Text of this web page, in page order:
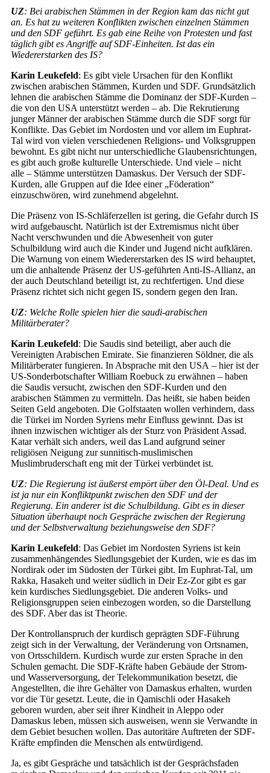
UZ: Bei arabischen Stämmen in der Region kam das nicht gut
an. Es hat zu weiteren Konflikten zwischen einzelnen Stämmen
und den SDF geführt. Es gab eine Reihe von Protesten und fast
täglich gibt es Angriffe auf SDF-Einheiten. Ist das ein
Wiedererstarken des IS?
Karin Leukefeld: Es gibt viele Ursachen für den Konflikt
zwischen arabischen Stämmen, Kurden und SDF. Grundsätzlich
lehnen die arabischen Stämme die Dominanz der SDF-Kurden –
die von den USA unterstützt werden – ab. Die Rekrutierung
junger Männer der arabischen Stämme durch die SDF sorgt für
Konflikte. Das Gebiet im Nordosten und vor allem im Euphrat-
Tal wird von vielen verschiedenen Religions- und Volksgruppen
bewohnt. Es gibt nicht nur unterschiedliche Glaubensrichtungen,
es gibt auch große kulturelle Unterschiede. Und viele – nicht
alle – Stämme unterstützen Damaskus. Der Versuch der SDF-
Kurden, alle Gruppen auf die Idee einer „Föderation“
einzuschwören, wird zunehmend abgelehnt.
Die Präsenz von IS-Schläferzellen ist gering, die Gefahr durch IS
wird aufgebauscht. Natürlich ist der Extremismus nicht über
Nacht verschwunden und die Abwesenheit von guter
Schulbildung wird auch die Kinder und Jugend nicht aufklären.
Die Warnung von einem Wiedererstarken des IS wird behauptet,
um die anhaltende Präsenz der US-geführten Anti-IS-Allianz, an
der auch Deutschland beteiligt ist, zu rechtfertigen. Und diese
Präsenz richtet sich nicht gegen IS, sondern gegen den Iran.
UZ: Welche Rolle spielen hier die saudi-arabischen
Militärberater?
Karin Leukefeld: Die Saudis sind beteiligt, aber auch die
Vereinigten Arabischen Emirate. Sie finanzieren Söldner, die als
Militärberater fungieren. In Absprache mit den USA – hier ist der
US-Sonderbotschafter William Roebuck zu erwähnen – haben
die Saudis versucht, zwischen den SDF-Kurden und den
arabischen Stämmen zu vermitteln. Das heißt, sie haben beiden
Seiten Geld angeboten. Die Golfstaaten wollen verhindern, dass
die Türkei im Norden Syriens mehr Einfluss gewinnt. Das ist
ihnen inzwischen wichtiger als der Sturz von Präsident Assad.
Katar verhält sich anders, weil das Land aufgrund seiner
religiösen Neigung zur sunnitisch-muslimischen
Muslimbruderschaft eng mit der Türkei verbündet ist.
UZ: Die Regierung ist äußerst empört über den Öl-Deal. Und es
ist ja nur ein Konfliktpunkt zwischen den SDF und der
Regierung. Ein anderer ist die Schulbildung. Gibt es in dieser
Situation überhaupt noch Gespräche zwischen der Regierung
und der Selbstverwaltung beziehungsweise den SDF?
Karin Leukefeld: Das Gebiet im Nordosten Syriens ist kein
zusammenhängendes Siedlungsgebiet der Kurden, wie es das im
Nordirak oder im Südosten der Türkei gibt. Im Euphrat-Tal, um
Rakka, Hasakeh und weiter südlich in Deir Ez-Zor gibt es gar
kein kurdisches Siedlungsgebiet. Die anderen Volks- und
Religionsgruppen seien einbezogen worden, so die Darstellung
des SDF. Aber das ist Theorie.
Der Kontrollanspruch der kurdisch geprägten SDF-Führung
zeigt sich in der Verwaltung, der Veränderung von Ortsnamen,
von Ortsschildern. Kurdisch wurde zur ersten Sprache in den
Schulen gemacht. Die SDF-Kräfte haben Gebäude der Strom-
und Wasserversorgung, der Telekommunikation besetzt, die
Angestellten, die ihre Gehälter von Damaskus erhalten, wurden
vor die Tür gesetzt. Leute, die in Qamischli oder Hasakeh
geboren wurden, aber seit ihrer Kindheit in Aleppo oder
Damaskus leben, müssen sich ausweisen, wenn sie Verwandte in
dem Gebiet besuchen wollen. Das autoritäre Auftreten der SDF-
Kräfte empfinden die Menschen als entwürdigend.
Ja, es gibt Gespräche und tatsächlich ist der Gesprächsfaden